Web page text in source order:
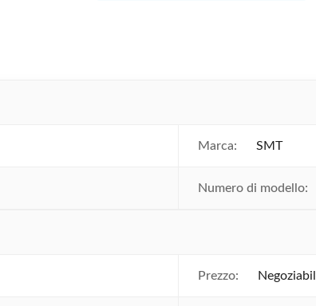
Marca: SMT
Numero di modello:
Prezzo: